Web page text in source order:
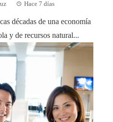
Hace 7 días
décadas de una economía
y de recursos natural...